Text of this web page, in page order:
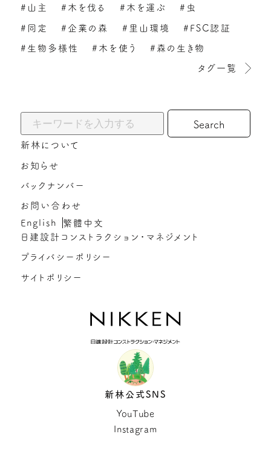
#山主
#木を伐る #木を運ぶ
#虫
#同定
#企業の森 #里山環境
#FSC認証
#生物多様性
#木を使う
#森の生き物
タグ一覧
キーワードから探す:
新林について
お知らせ
バックナンバー
お問い合わせ
English
繁體中文
日建設計コンストラクション・マネジメント
プライバシーポリシー
サイトポリシー
新林公式SNS
YouTube
Instagram